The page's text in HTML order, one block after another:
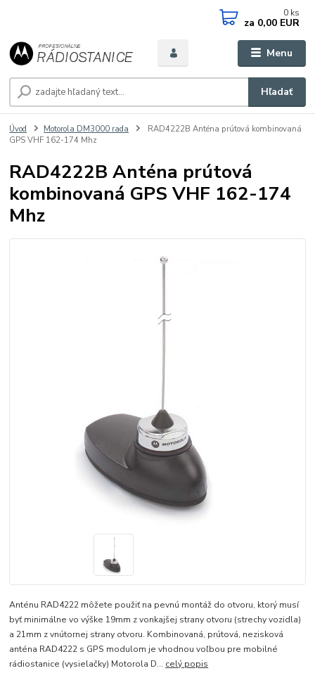
Menu
Hľadať
0 ks
za 0,00 EUR
Úvod Motorola DM3000 rada
RAD4222B Anténa prútová kombinovaná
GPS VHF 162-174 Mhz
RAD4222B Anténa prútová
kombinovaná GPS VHF 162-174
Mhz
Anténu RAD4222 môžete použiť na pevnú montáž do otvoru, ktorý musí
byť minimálne vo výške 19mm z vonkajšej strany otvoru (strechy vozidla)
a 21mm z vnútornej strany otvoru. Kombinovaná, prútová, nezisková
anténa RAD4222 s GPS modulom je vhodnou voľbou pre mobilné
rádiostanice (vysielačky) Motorola D... celý popis